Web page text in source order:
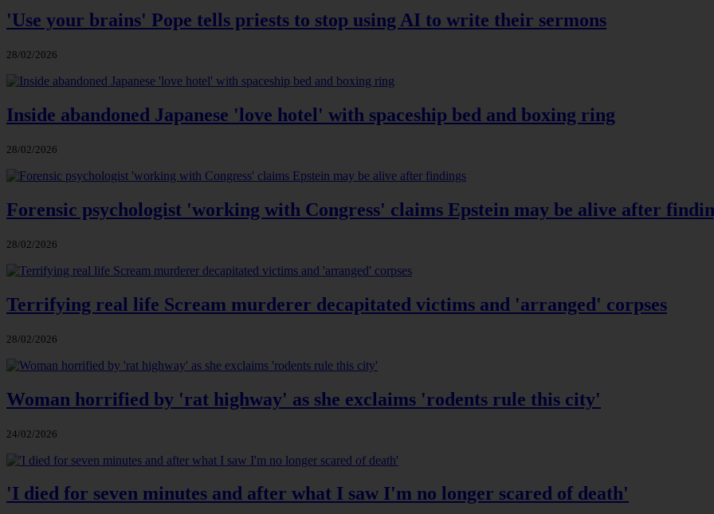
'Use your brains' Pope tells priests to stop using AI to write their sermons
28/02/2026
Inside abandoned Japanese 'love hotel' with spaceship bed and boxing ring
28/02/2026
Forensic psychologist 'working with Congress' claims Epstein may be alive after
28/02/2026
Terrifying real life Scream murderer decapitated victims and 'arranged' corpses
28/02/2026
Woman horrified by 'rat highway' as she exclaims 'rodents rule this city'
24/02/2026
'I died for seven minutes and after what I saw I'm no longer scared of death'